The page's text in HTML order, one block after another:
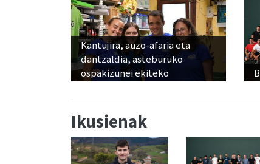
Kantujira, auzo-afaria eta
dantzaldia, asteburuko
ospakizunei ekiteko
Ikusienak